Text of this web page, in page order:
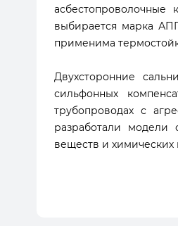
выбирается марка
применима
Двухсторонние
сильфонных
трубопроводах с
разработали модели
веществ и химических